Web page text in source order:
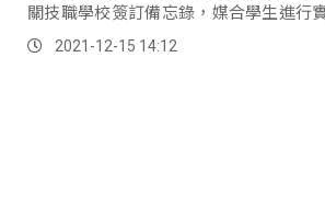
關技職學校簽訂備忘錄，媒合學生進行
讓民眾驚艷。
2021-12-15 14:12